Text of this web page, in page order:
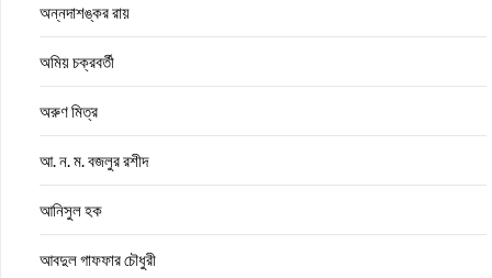
অন্নদাশঙ্কর রায়
অমিয় চক্রবর্তী
অরুণ মিত্র
আ. ন. ম. বজলুর রশীদ
আনিসুল হক
আবদুল গাফফার চৌধুরী